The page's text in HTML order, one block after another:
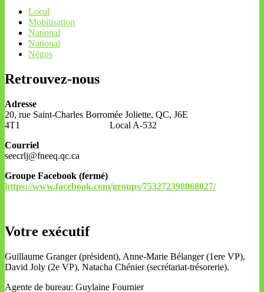
Local
Mobilisation
National
National
Négos
Retrouvez-nous
Adresse
20, rue Saint-Charles Borromée Joliette, QC, J6E
4T1 Local A-532
Courriel
seecrlj@fneeq.qc.ca
Groupe Facebook (fermé)
https://www.facebook.com/groups/753272398068027/
Votre exécutif
Guillaume Granger (président), Anne-Marie Bélanger (1ere VP),
David Joly (2e VP), Natacha Chénier (secrétariat-trésorerie).
Agente de bureau: Guylaine Fournier